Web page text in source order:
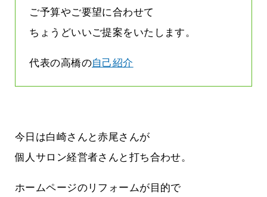
ご予算やご要望に合わせて
ちょうどいいご提案をいたします。
代表の高橋の自己紹介
今日は白崎さんと赤尾さんが
個人サロン経営者さんと打ち合わせ。
ホームページのリフォームが目的で